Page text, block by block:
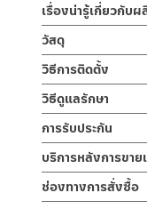
เรื่องน่ารู้เกี่ยวกับ
ชุดสายฉีดชำระ สเ
ข้อของสายผลิตจา
สายฉีดชำระ สเปร
สนิม หัวฉีดออกแบบ
เด่น หรูหรา สวยงา
วัสดุ
เฉพาะหัวฉีดชำระ
ผลิตจากทองเหลือง
สายฝักบัวขนาด
ผลิตจากสแตนเลส
ขอแขวน
ผลิตจากทองเหลือง
วิธีการติดตั้ง
ข้อแนะนำในการติดตั้
สำหรับการติดตั้งให
พาเศษละอองต่างๆ
ไม่อยู่ในเงื่อนไขการ
วิธีดูแลรักษา
คำแนะนำในการดูแ
1. ไม่ทำสินค้าให้เกิ
2. ทำความสะอาดสิ
3. ห้ามใช้สารเคมีที่
4. ห้ามใช้แปรง วัส
การรับประกัน
รับประกันหัวฉีดไม่
บริการหลังการขา
ช่องทางออนไลน์
– Email:
ช่องทางการสั่งซื้อ